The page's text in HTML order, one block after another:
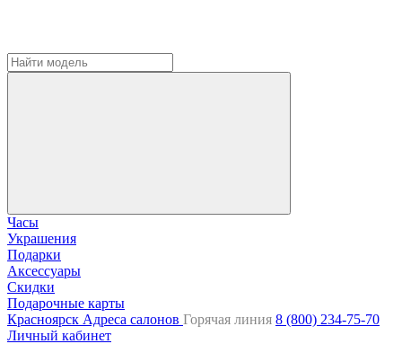
Часы
Украшения
Подарки
Аксессуары
Скидки
Подарочные карты
Красноярск Адреса салонов Горячая линия 8 (800) 234-75-70
Личный кабинет